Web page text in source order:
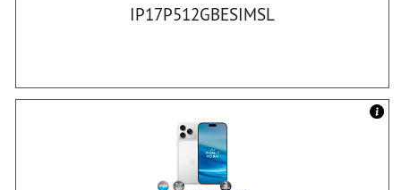
IP17P512GBESIMSL